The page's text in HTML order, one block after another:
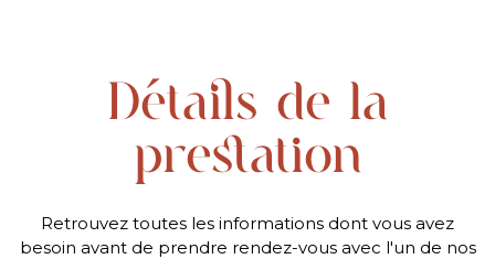
Détails de la
prestation
Retrouvez toutes les informations dont vous avez
besoin avant de prendre rendez-vous avec l'un de nos